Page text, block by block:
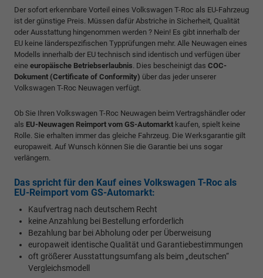
Der sofort erkennbare Vorteil eines Volkswagen T-Roc als EU-Fahrzeug
ist der günstige Preis. Müssen dafür Abstriche in Sicherheit, Qualität
oder Ausstattung hingenommen werden ? Nein! Es gibt innerhalb der
EU keine länderspezifischen Typprüfungen mehr. Alle Neuwagen eines
Modells innerhalb der EU technisch sind identisch und verfügen über
eine europäische Betriebserlaubnis. Dies bescheinigt das COC-
Dokument (Certificate of Conformity) über das jeder unserer
Volkswagen T-Roc Neuwagen verfügt.
Ob Sie Ihren Volkswagen T-Roc Neuwagen beim Vertragshändler oder
als EU-Neuwagen Reimport vom GS-Automarkt kaufen, spielt keine
Rolle. Sie erhalten immer das gleiche Fahrzeug. Die Werksgarantie gilt
europaweit. Auf Wunsch können Sie die Garantie bei uns sogar
verlängern.
Das spricht für den Kauf eines Volkswagen T-Roc als
EU-Reimport vom GS-Automarkt:
Kaufvertrag nach deutschem Recht
keine Anzahlung bei Bestellung erforderlich
Bezahlung bar bei Abholung oder per Überweisung
europaweit identische Qualität und Garantiebestimmungen
oft größerer Ausstattungsumfang als beim „deutschen“
Vergleichsmodell